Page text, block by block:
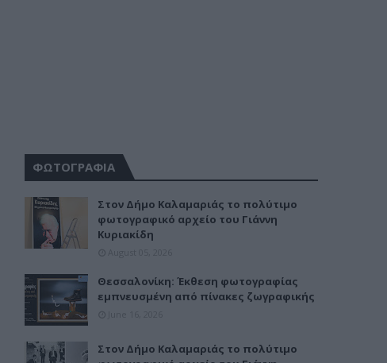
ΦΩΤΟΓΡΑΦΙΑ
Στον Δήμο Καλαμαριάς το πολύτιμο
φωτογραφικό αρχείο του Γιάννη
Κυριακίδη
Θεσσαλονίκη: Έκθεση φωτογραφίας
εμπνευσμένη από πίνακες ζωγραφικής
Στον Δήμο Καλαμαριάς το πολύτιμο